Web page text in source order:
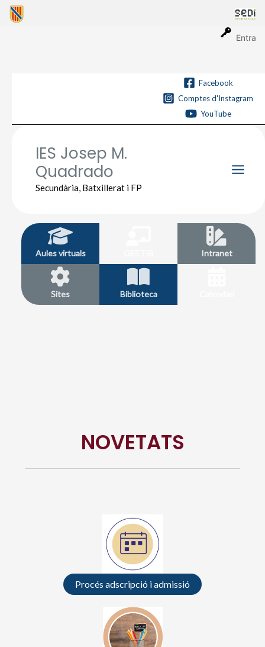
Entra
Vés
Facebook
Comptes d'Instagram
YouTube
IES Josep M.
Quadrado
Secundària, Batxillerat i FP
Aules virtuals Intranet
Sites Biblioteca
NOVETATS
Procés adscripció i admissió